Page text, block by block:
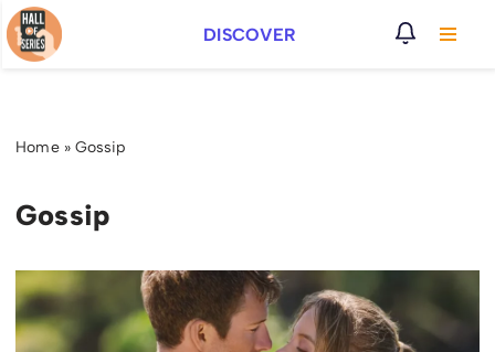
Vai
DISCOVER
Home» Gossip
Gossip